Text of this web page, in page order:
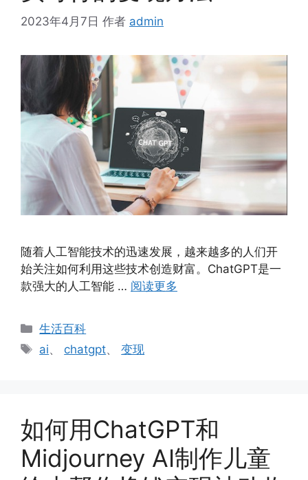
2023年4月7日 作者 admin
随着人工智能技术的迅速发展，越来越多的人们开
始关注如何利用这些技术创造财富。ChatGPT是一
款强大的人工智能 … 阅读更多
分
类
生活百科
标
ai、 chatgpt、变现
如何用ChatGPT和
Midjourney AI制作儿童